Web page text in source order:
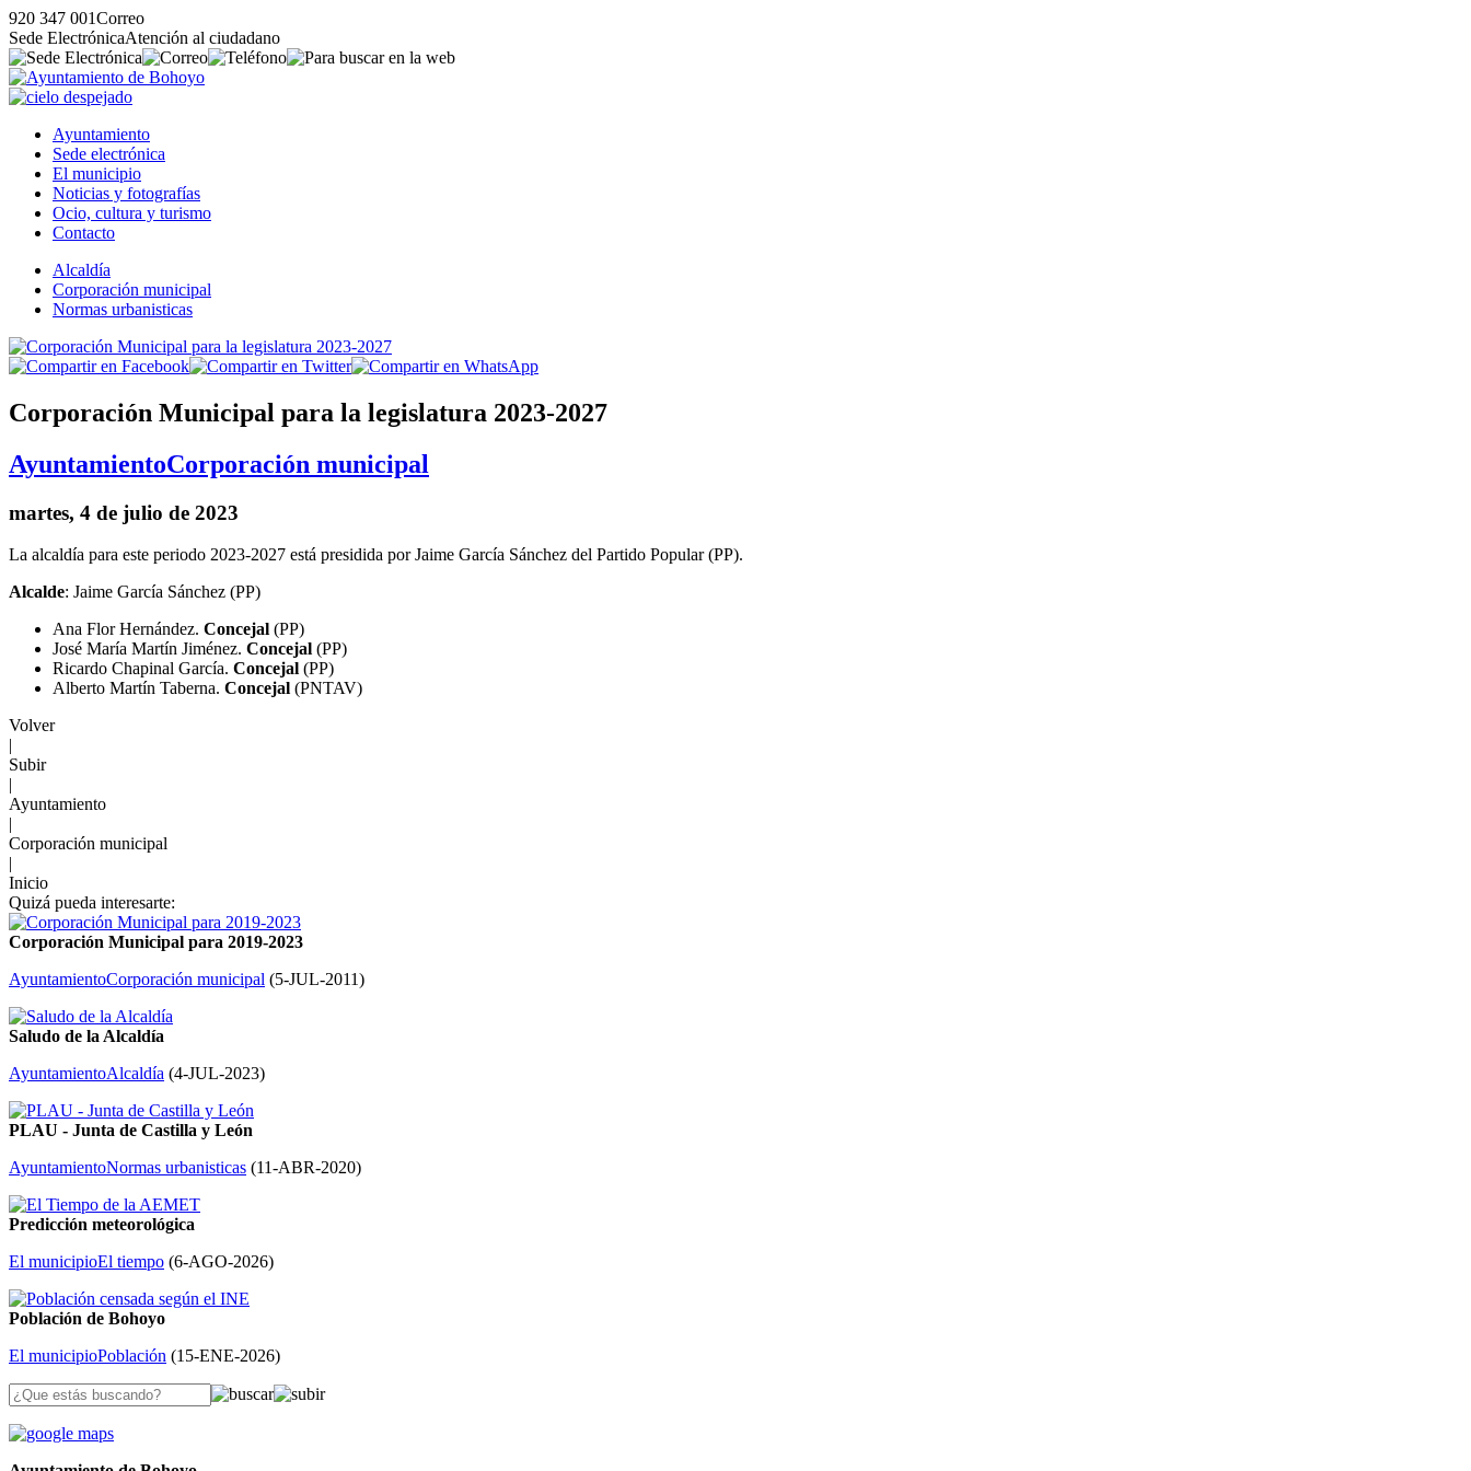
920 347 001Correo
Sede ElectrónicaAtención al ciudadano
Ayuntamiento
Sede electrónica
El municipio
Noticias y fotografías
Ocio, cultura y turismo
Contacto
Alcaldía
Corporación municipal
Normas urbanisticas
Corporación Municipal para la legislatura 2023-2027
AyuntamientoCorporación municipal
martes, 4 de julio de 2023
La alcaldía para este periodo 2023-2027 está presidida por Jaime García Sánchez del Partido Popular (PP).
Alcalde: Jaime García Sánchez (PP)
Ana Flor Hernández. Concejal (PP)
José María Martín Jiménez. Concejal (PP)
Ricardo Chapinal García. Concejal (PP)
Alberto Martín Taberna. Concejal (PNTAV)
Volver
|
Subir
|
Ayuntamiento
|
Corporación municipal
|
Inicio
Quizá pueda interesarte:
Corporación Municipal para 2019-2023
AyuntamientoCorporación municipal (5-JUL-2011)
Saludo de la Alcaldía
AyuntamientoAlcaldía (4-JUL-2023)
PLAU - Junta de Castilla y León
AyuntamientoNormas urbanisticas (11-ABR-2020)
Predicción meteorológica
El municipioEl tiempo (6-AGO-2026)
Población de Bohoyo
El municipioPoblación (15-ENE-2026)